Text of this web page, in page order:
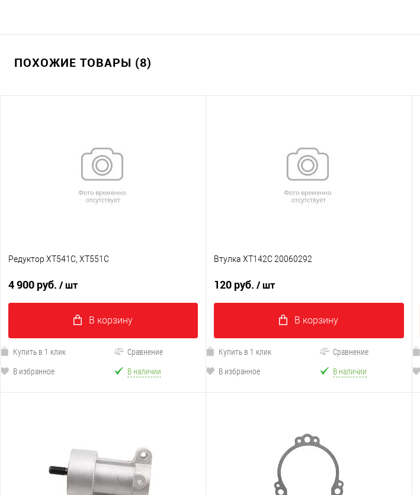
ПОХОЖИЕ ТОВАРЫ (8)
Редуктор XT541C, XT551C
4 900 руб. / шт
В корзину
Купить в 1 клик
Сравнение
В избранное
В наличии
Втулка XT142C 20060292
120 руб./ шт
В корзину
Купить в 1 клик
Сравнение
В избранное
В наличии